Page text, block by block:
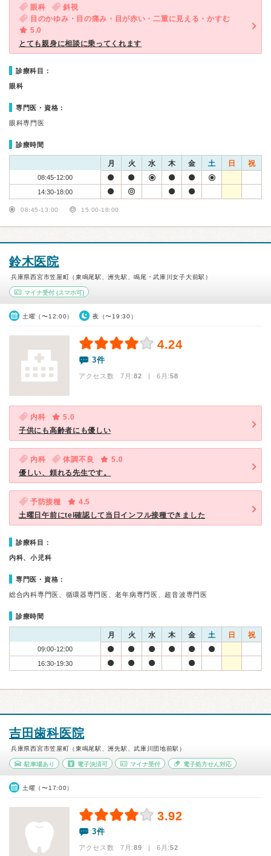
眼科
斜視
目のかゆみ・目の痛み・目が赤い・二重に見える・かすむ
5.0
とても親身に相談に乗ってくれます
診療科目：
眼科
専門医・資格：
眼科専門医
診療時間
月 火 水 木 金 土 日 祝
08:45-12:00
14:30-18:00
08:45-13:00 15:00-18:00
鈴木医院
兵庫県西宮市笠屋町（東鳴尾駅、洲先駅、鳴尾・武庫川女子大前駅）
マイナ受付 (スマホ可)
土曜（〜12:00） 夜（〜19:30）
4.24
3件
アクセス数 7月:82 | 6月:58
内科
5.0
子供にも高齢者にも優しい
内科 体調不良
5.0
優しい、頼れる先生です。
予防接種
4.5
土曜日午前にtel確認して当日インフル接種できました
診療科目：
内科、小児科
専門医・資格：
総合内科専門医、循環器専門医、老年病専門医、超音波専門医
診療時間
月 火 水 木 金 土 日 祝
09:00-12:00
16:30-19:30
吉田歯科医院
兵庫県西宮市笠屋町（東鳴尾駅、洲先駅、武庫川団地前駅）
駐車場あり 電子決済可 マイナ受付 電子処方せん対応
土曜（〜17:00）
3.92
3件
アクセス数 7月:89 | 6月:52